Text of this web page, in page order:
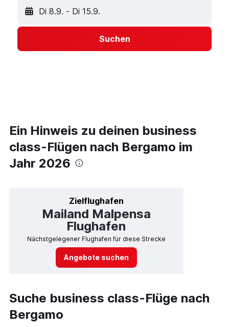
Di 8.9. - Di 15.9.
Suchen
Ein Hinweis zu deinen business
class-Flügen nach Bergamo im
Jahr 2026
Zielflughafen
Mailand Malpensa
Flughafen
Nächstgelegener Flughafen für diese Strecke
Angebote suchen
Suche business class-Flüge nach
Bergamo